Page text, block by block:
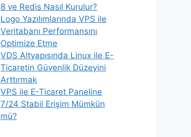
8 ve Redis Nasıl Kurulur?
Logo Yazılımlarında VPS ile
Veritabanı Performansını
Optimize Etme
VDS Altyapısında Linux ile E-
Ticaretin Güvenlik Düzeyini
Arttırmak
VPS ile E-Ticaret Paneline
7/24 Stabil Erişim Mümkün
mü?